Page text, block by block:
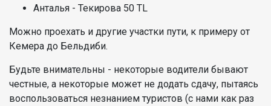
Анталья - Текирова 50 TL
Можно проехать и другие участки пути, к примеру от
Кемера до Бельдиби.
Будьте внимательны - некоторые водители бывают
честные, а некоторые может не додать сдачу, пытаясь
воспользоваться незнанием туристов (с нами как раз